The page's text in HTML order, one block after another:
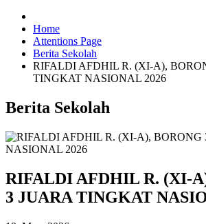
Home
Attentions Page
Berita Sekolah
RIFALDI AFDHIL R. (XI-A),
TINGKAT NASIONAL 2026
Berita Sekolah
RIFALDI AFDHIL R. (XI-
3 JUARA TINGKAT